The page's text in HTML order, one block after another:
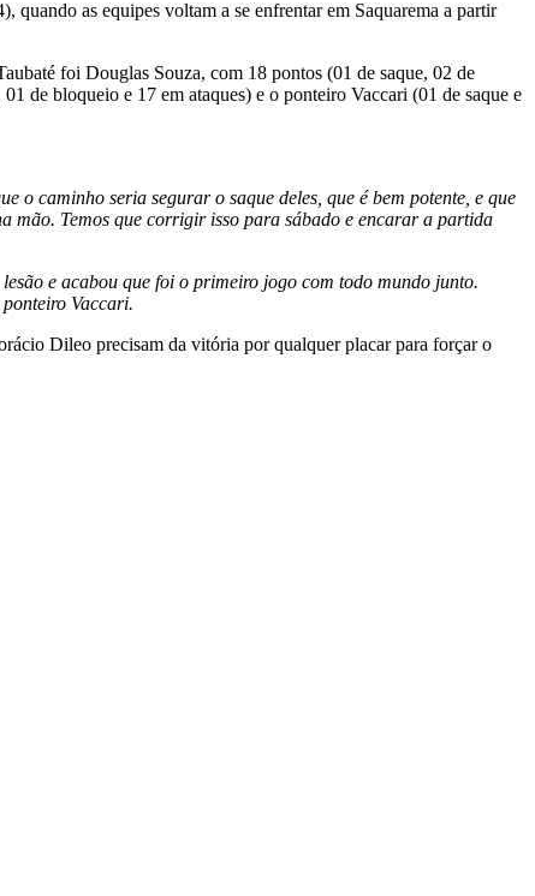
as equipes voltam a se enfrentar em Saquarema a partir
foi Douglas Souza, com 18 pontos (01 de saque, 02 de
de bloqueio e 17 em ataques) e o ponteiro Vaccari (01 de saque e
o caminho seria segurar o saque deles, que é bem potente, e que
mão. Temos que corrigir isso para sábado e encarar a partida
e acabou que foi o primeiro jogo com todo mundo junto.
Vaccari.
Dileo precisam da vitória por qualquer placar para forçar o